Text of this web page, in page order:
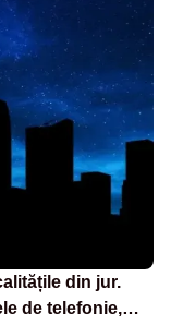
din jur.
de telefonie,